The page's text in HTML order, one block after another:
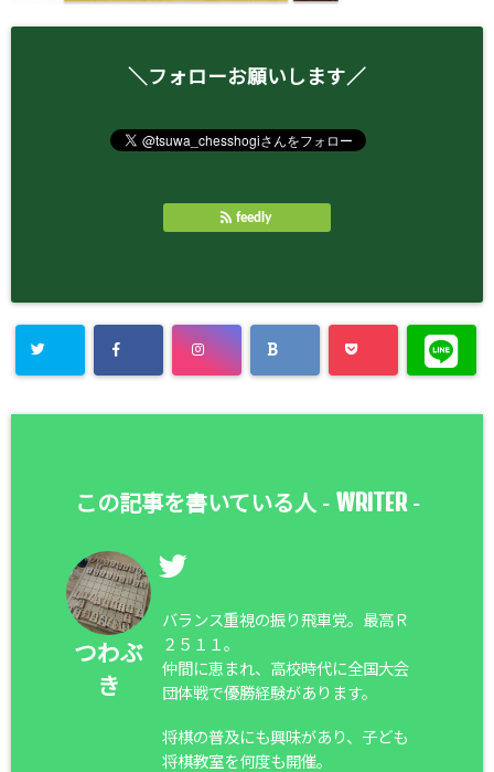
＼フォローお願いします／
feedly
この記事を書いている人 - WRITER-
つわぶ
き
バランス重視の振り飛車党。最高Ｒ
２５１１。
仲間に恵まれ、高校時代に全国大会
団体戦で優勝経験があります。
将棋の普及にも興味があり、子ども
将棋教室を何度も開催。